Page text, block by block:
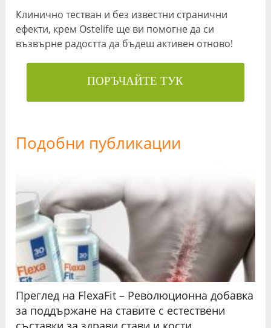
Клинично тестван и без известни странични
ефекти, крем Ostelife ще ви помогне да си
възвърне радостта да бъдеш активен отново!
ПОРЪЧАЙТЕ ТУК
Подобни публикации
Преглед на FlexaFit – Революционна добавка
за поддържане на ставите с естествени